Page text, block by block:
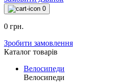
0
0 грн.
Зробити замовлення
Каталог товарiв
Велосипеди
Велосипеди